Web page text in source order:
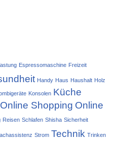
Espressomaschine Freizeit
Handy Haus Haushalt Holz
Konsolen Küche
Online Shopping Online
Reisen Schlafen Shisha Sicherheit
Strom Technik Trinken